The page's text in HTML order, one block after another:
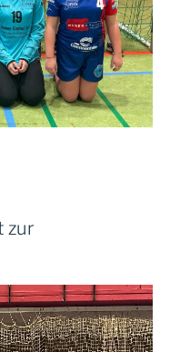
zur